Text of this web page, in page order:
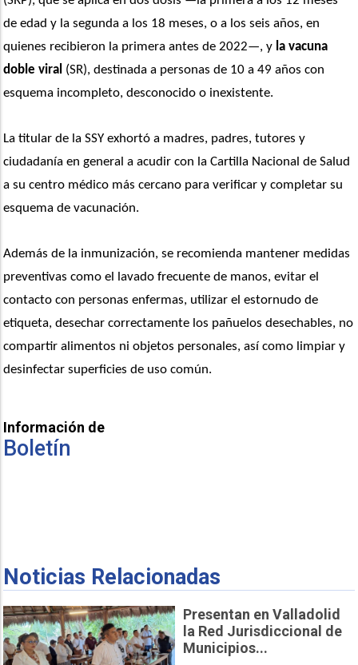
de edad y la segunda a los 18 meses, o a los seis años, en
quienes recibieron la primera antes de 2022—, y la vacuna
doble viral (SR), destinada a personas de 10 a 49 años con
esquema incompleto, desconocido o inexistente.
La titular de la SSY exhortó a madres, padres, tutores y
ciudadanía en general a acudir con la Cartilla Nacional de Salud
a su centro médico más cercano para verificar y completar su
esquema de vacunación.
Además de la inmunización, se recomienda mantener medidas
preventivas como el lavado frecuente de manos, evitar el
contacto con personas enfermas, utilizar el estornudo de
etiqueta, desechar correctamente los pañuelos desechables, no
compartir alimentos ni objetos personales, así como limpiar y
desinfectar superficies de uso común.
Información de
Boletín
Noticias Relacionadas
Presentan en Valladolid
la Red Jurisdiccional de
Municipios...